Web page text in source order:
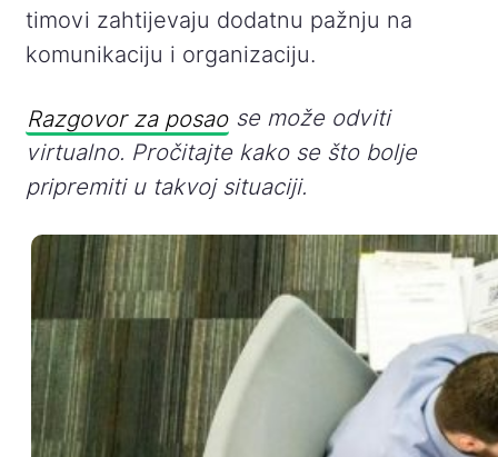
timovi zahtijevaju dodatnu pažnju na
komunikaciju i organizaciju.
Razgovor za posaose može odviti
virtualno. Pročitajte kako se što bolje
pripremiti u takvoj situaciji.